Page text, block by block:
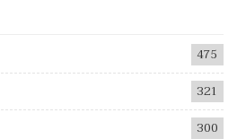
475
321
300